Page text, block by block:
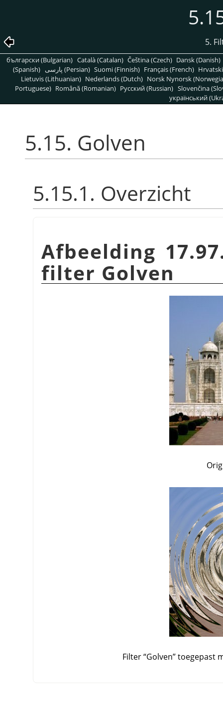
5.
български (Bulgarian) Català (Catalan) Čeština (Czech) Dansk (Danish)
(Spanish)
پارسی (Persian) Suomi (Finnish) Français (French)
Lietuvis (Lithuanian) Nederlands (Dutch) Norsk Nynorsk
Portuguese) Română (Romanian) Pусский (Russian) Slovenčina
український
5.15. Golven
5.15.1. Overzicht
Afbeelding
filter Golven
Filter“Golven”toegepast